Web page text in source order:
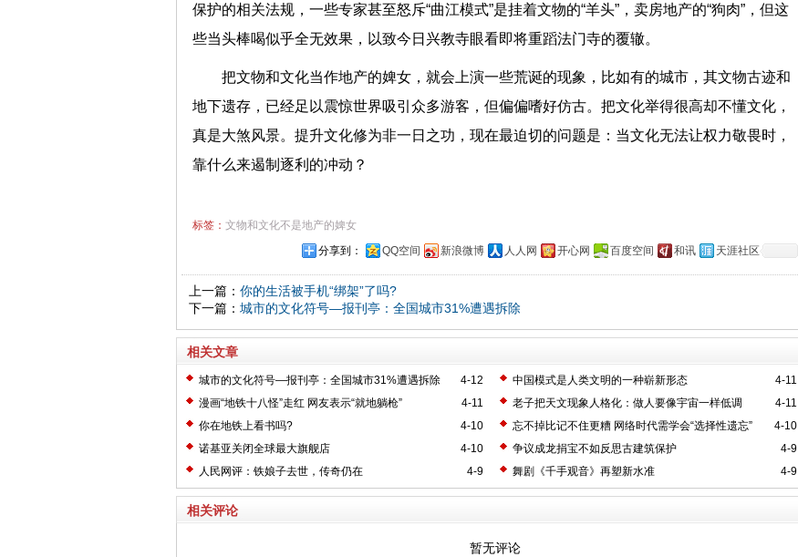
保护的相关法规，一些专家甚至怒斥“曲江模式”是挂着文物的“羊头”，卖房地产的“狗肉”，但这
些当头棒喝似乎全无效果，以致今日兴教寺眼看即将重蹈法门寺的覆辙。
把文物和文化当作地产的婢女，就会上演一些荒诞的现象，比如有的城市，其文物古迹和
地下遗存，已经足以震惊世界吸引众多游客，但偏偏嗜好仿古。把文化举得很高却不懂文化，
真是大煞风景。提升文化修为非一日之功，现在最迫切的问题是：当文化无法让权力敬畏时，
靠什么来遏制逐利的冲动？
标签： 文物和文化不是地产的婢女
分享到：
QQ空间 新浪微博 人人网 开心网 百度空间 和讯 天涯社区
上一篇： 你的生活被手机“绑架”了吗?
下一篇： 城市的文化符号—报刊亭：全国城市31%遭遇拆除
相关文章
4-12
城市的文化符号—报刊亭：全国城市31%遭遇拆除 4-11
中国模式是人类文明的一种崭新形态
4-11
漫画“地铁十八怪”走红 网友表示“就地躺枪” 4-11
老子把天文现象人格化：做人要像宇宙一样低调
4-10
你在地铁上看书吗? 4-10
忘不掉比记不住更糟 网络时代需学会“选择性遗忘”
4-10
诺基亚关闭全球最大旗舰店 4-9
争议成龙捐宝不如反思古建筑保护
4-9
人民网评：铁娘子去世，传奇仍在 4-9
舞剧《千手观音》再塑新水准
相关评论
暂无评论